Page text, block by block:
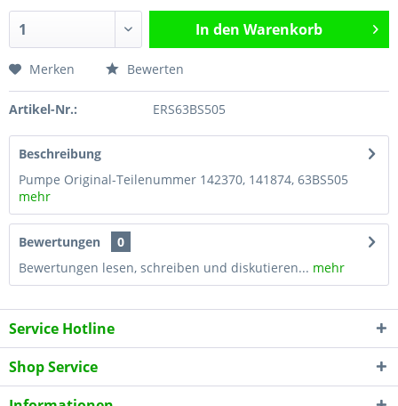
In den Warenkorb
Merken Bewerten
Artikel-Nr.: ERS63BS505
Beschreibung
Pumpe Original-Teilenummer 142370, 141874, 63BS505
mehr
Bewertungen
0
Bewertungen lesen, schreiben und diskutieren... mehr
Service Hotline
Shop Service